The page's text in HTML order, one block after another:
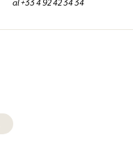
al +33 4 92 42 34 34